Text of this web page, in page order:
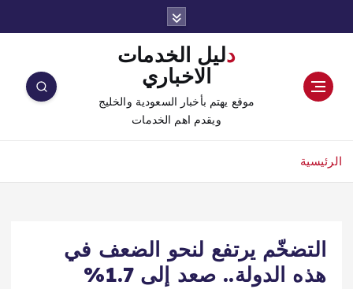
دليل الخدمات
الاخباري
موقع يهتم بأخبار السعودية والخليج
ويقدم اهم الخدمات
الرئيسية
التضخّم يرتفع لنحو الضعف في
هذه الدولة.. صعد إلى 1.7%